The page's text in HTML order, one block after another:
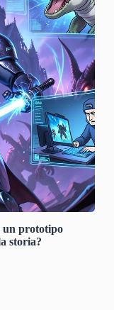
un prototipo
storia?